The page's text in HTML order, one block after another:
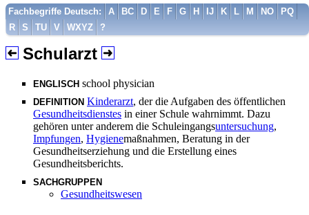
Fachbegriffe Deutsch: A BC D E F G H IJ K L M NO
PQ
R
S TU V WXYZ ?
Schularzt
ENGLISCH school physician
DEFINITION Kinderarzt, der die Aufgaben des öffentlichen
Gesundheitsdienstes in einer Schule wahrnimmt. Dazu
gehören unter anderem die Schuleingangsuntersuchung,
Impfungen, Hygienemaßnahmen, Beratung in der
Gesundheitserziehung und die Erstellung eines
Gesundheitsberichts.
SACHGRUPPEN
Gesundheitswesen